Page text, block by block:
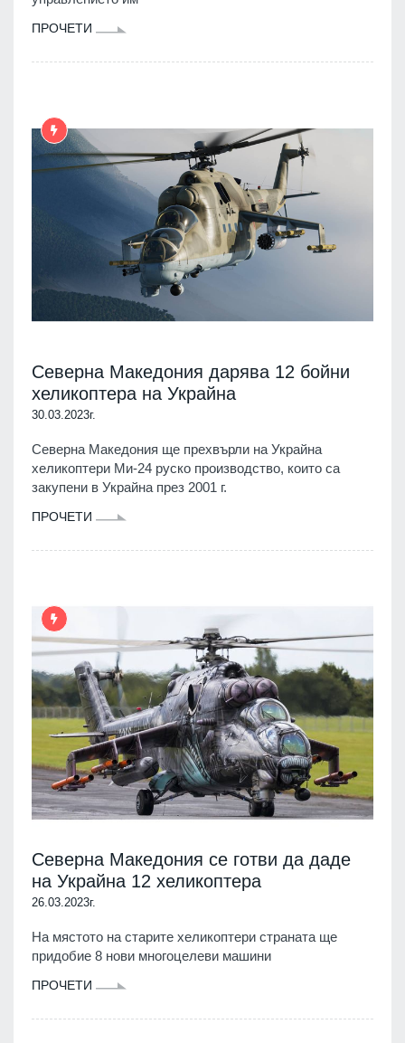
ПРОЧЕТИ
Северна Македония дарява 12 бойни
хеликоптера на Украйна
30.03.2023г.
Северна Македония ще прехвърли на Украйна
хеликоптери Ми-24 руско производство, които са
закупени в Украйна през 2001 г.
ПРОЧЕТИ
Северна Македония се готви да даде
на Украйна 12 хеликоптера
26.03.2023г.
На мястото на старите хеликоптери страната ще
придобие 8 нови многоцелеви машини
ПРОЧЕТИ